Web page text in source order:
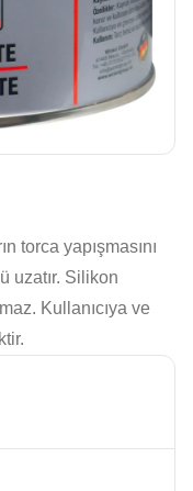
torca yapışmasını
uzatır. Silikon
Kullanıcıya ve